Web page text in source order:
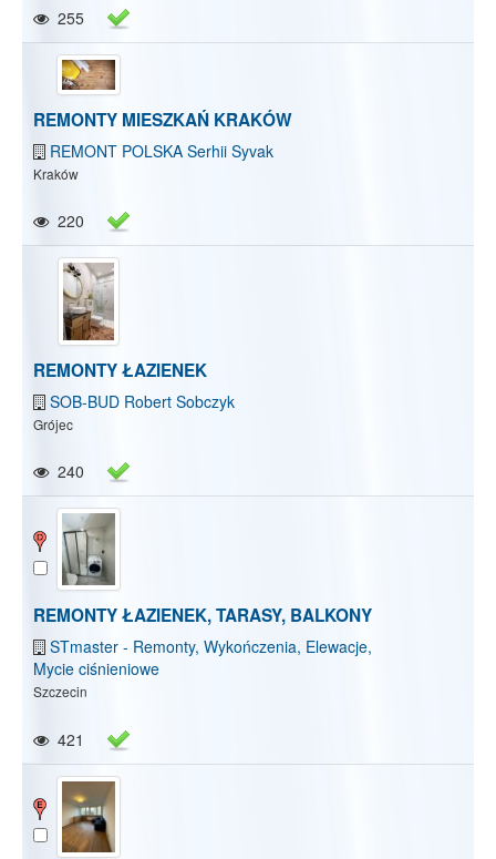
255
REMONTY MIESZKAŃ KRAKÓW
REMONT POLSKA Serhii Syvak
Kraków
220
REMONTY ŁAZIENEK
SOB-BUD Robert Sobczyk
Grójec
240
REMONTY ŁAZIENEK, TARASY, BALKONY
STmaster - Remonty, Wykończenia, Elewacje,
Mycie ciśnieniowe
Szczecin
421